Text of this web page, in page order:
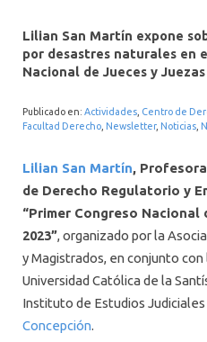
INTERNACIONAL
Lilian San Martín expone
por desastres naturales en
Nacional de Jueces y Juezas
Publicado en: Actividades Centro de
Facultad Derecho Newsletter, Noticias
Lilian San Martín,
de Derecho Regulatorio y
“Primer Congreso Nacional
2023”, organizado por la
y Magistrados, en conjunto
Universidad Católica de la
Instituto de Estudios Judiciales
Concepción.